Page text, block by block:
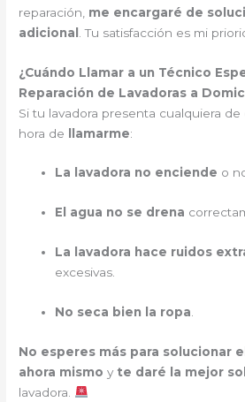
reparación, me encargaré de
adicional
. Tu satisfacción es mi
¿Cuándo Llamar a un Técnico
Reparación de Lavadoras a
Si tu lavadora presenta cualquiera
hora de llamarme:
La lavadora no enciende o
El agua no se drena
La lavadora hace ruidos
excesivas.
No seca bien la ropa
No esperes más para solucionar
ahora mismo y te daré la mejor
lavadora.